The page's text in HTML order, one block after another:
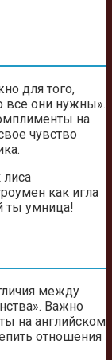
для того,
все они нужны».
на
чувство
как игла
ты умница!
между
Важно
на английском
отношения